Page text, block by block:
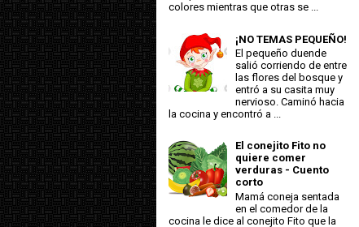
colores mientras que otras se ...
¡NO TEMAS PEQUEÑO!
El pequeño duende
salió corriendo de entre
las flores del bosque y
entró a su casita muy
nervioso. Caminó hacia
la cocina y encontró a ...
El conejito Fito no
quiere comer
verduras - Cuento
corto
Mamá coneja sentada
en el comedor de la
cocina le dice al conejito Fito que la